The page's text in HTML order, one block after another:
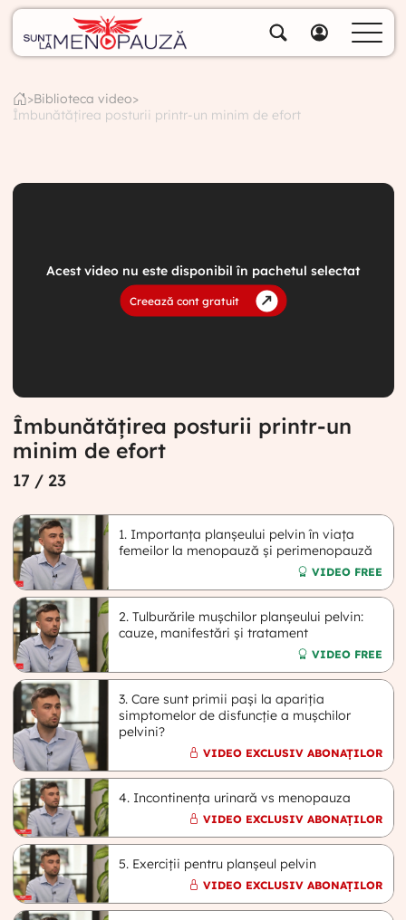
Specialiștii noștri
Soluții
Biblioteca video
Contul meu
>Biblioteca video>
Îmbunătățirea posturii printr-un minim de efort
Acest video nu este disponibil în pachetul selectat
Creează cont gratuit
Îmbunătățirea posturii printr-un
minim de efort
17/ 23
1. Importanța planșeului pelvin în viața
femeilor la menopauză și perimenopauză
VIDEO FREE
2. Tulburările mușchilor planșeului pelvin:
cauze, manifestări și tratament
VIDEO FREE
3. Care sunt primii pași la apariția
simptomelor de disfuncție a mușchilor
pelvini?
VIDEO EXCLUSIV ABONAȚILOR
4. Incontinența urinară vs menopauza
VIDEO EXCLUSIV ABONAȚILOR
5. Exerciții pentru planșeul pelvin
VIDEO EXCLUSIV ABONAȚILOR